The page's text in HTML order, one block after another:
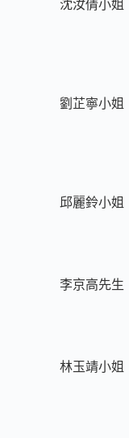
沈汝倩小姐
劉芷寧小姐
邱麗鈴小姐
李京高先生
林玉靖小姐